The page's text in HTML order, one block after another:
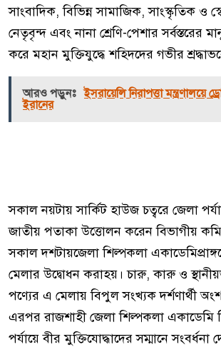
সাংবাদিক, বিভিন্ন সামাজিক, সাংস্কৃতিক ও
নেতৃবৃন্দ এবং নানা শ্রেণি-পেশার সর্বস্তরের
করে মহান মুক্তিযুদ্ধে শহিদদের গভীর
আরও পড়ুনঃ ইসরায়েলি নিরাপত্তা মন্ত্রণালয়ে
ইরানের
সকাল নয়টায় সার্কিট হাউজ চত্বরে জেলা
জাতীয় পতাকা উত্তোলন করেন বিভাগীয়
সকাল দশটায়জেলা শিল্পকলা
মেলার উদ্বোধন করাহয়। চারু, কারু ও
পণ্যের এ মেলায় বিপুল সংখ্যক দর্শণার্থী
এরপর রাজশাহী জেলা শিল্পকলা একাডেমি
পর্যায়ে বীর মুক্তিযোদ্ধাদের সম্মানে সংবর্ধনা